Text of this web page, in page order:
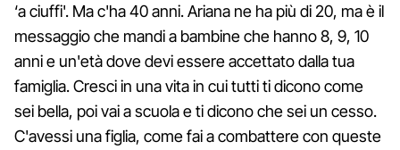
‘a ciuffi'. Ma c'ha 40 anni. Ariana ne ha più di 20, ma è il
messaggio che mandi a bambine che hanno 8, 9, 10
anni e un'età dove devi essere accettato dalla tua
famiglia. Cresci in una vita in cui tutti ti dicono come
sei bella, poi vai a scuola e ti dicono che sei un cesso.
C'avessi una figlia, come fai a combattere con queste